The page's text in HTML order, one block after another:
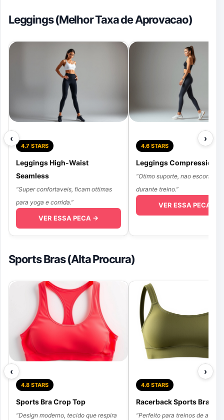
Leggings (Melhor Taxa de Aprovacao)
‹
4.7 STARS
Leggings High-Waist
Seamless
“Super confortaveis, ficam ottimas
para yoga e corrida.”
VER ESSA PECA →
4.6 STARS
Leggings Compression
“Otimo suporte, nao escorrega
durante treino.”
VER ESSA PECA →
›
Sports Bras (Alta Procura)
‹
4.8 STARS
Sports Bra Crop Top
“Design moderno, tecido que respira
4.6 STARS
Racerback Sports Bra
“Perfeito para treinos de alta
›